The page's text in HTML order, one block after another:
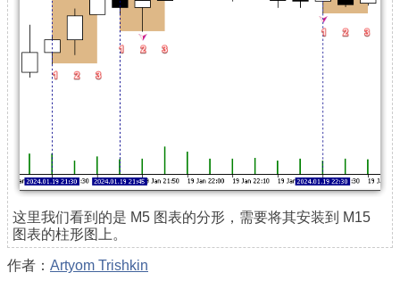
这里我们看到的是 M5 图表的分形，需要将其安装到 M15
图表的柱形图上。
作者： Artyom Trishkin